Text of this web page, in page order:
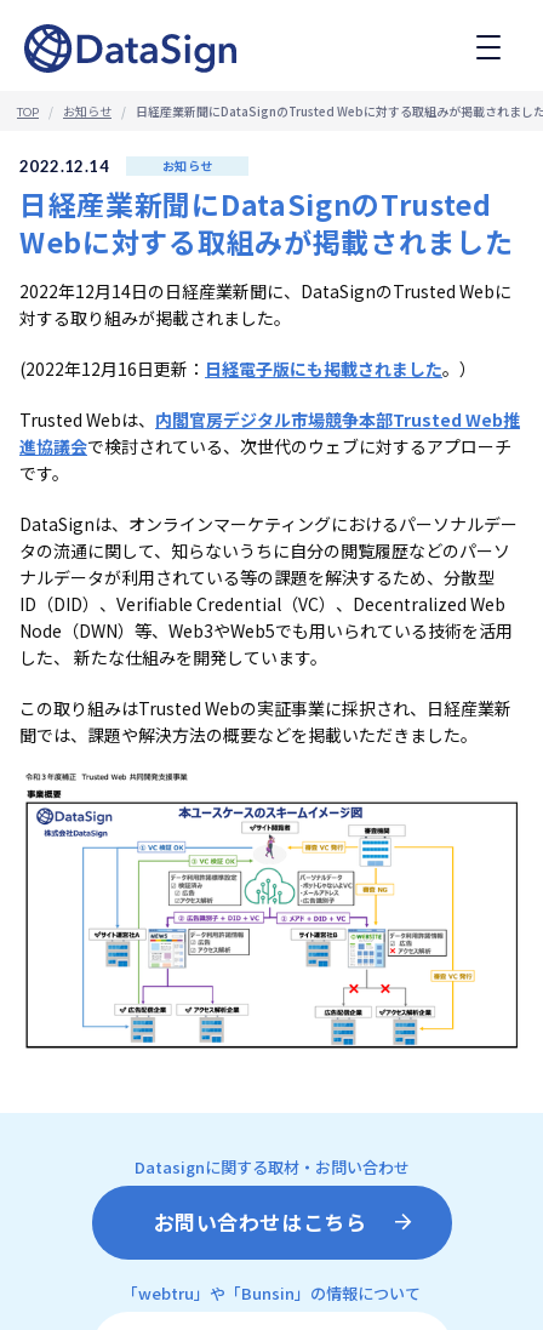
TOP お知らせ 日経産業新聞にDataSignのTrusted Webに対する取組みが掲載されまし
2022.12.14 お知らせ
日経産業新聞にDataSignのTrusted
Webに対する取組みが掲載されました
2022年12月14日の日経産業新聞に、DataSignのTrusted Webに
対する取り組みが掲載されました。
(2022年12月16日更新： 日経電子版にも掲載されました。）
Trusted Webは、 内閣官房デジタル市場競争本部Trusted Web推
進協議会で検討されている、次世代のウェブに対するアプローチ
です。
DataSignは、オンラインマーケティングにおけるパーソナルデー
タの流通に関して、知らないうちに自分の閲覧履歴などのパーソ
ナルデータが利用されている等の課題を解決するため、分散型
ID（DID）、Verifiable Credential（VC）、Decentralized Web
Node（DWN）等、Web3やWeb5でも用いられている技術を活用
した、 新たな仕組みを開発しています。
この取り組みはTrusted Webの実証事業に採択され、日経産業新
聞では、課題や解決方法の概要などを掲載いただきました。
Datasignに関する取材・お問い合わせ
お問い合わせはこちら
「webtru」や「Bunsin」の情報について